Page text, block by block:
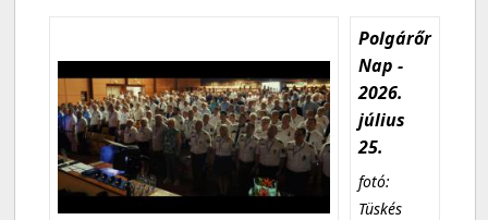
Polgárőr
Nap -
2026.
július
25.
fotó:
Tüskés